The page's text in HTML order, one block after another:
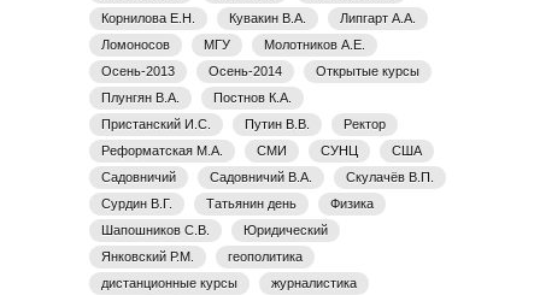
Корнилова Е.Н.
Кувакин В.А.
Липгарт А.А.
Ломоносов
МГУ
Молотников А.Е.
Осень-2013
Осень-2014
Открытые курсы
Плунгян В.А.
Постнов К.А.
Пристанский И.С.
Путин В.В.
Ректор
Реформатская М.А.
СМИ СУНЦ
США
Садовничий
Садовничий В.А.
Скулачёв В.П.
Сурдин В.Г.
Татьянин день
Физика
Шапошников С.В.
Юридический
Янковский Р.М.
геополитика
дистанционные курсы
журналистика